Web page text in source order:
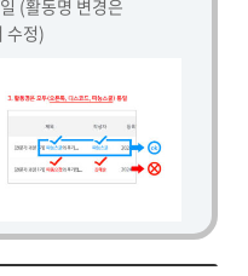
(활동명 변경은
수정)